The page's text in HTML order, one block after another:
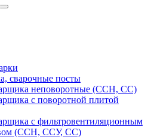
сварочные посты
неповоротные (ССН, СС)
с поворотной плитой
с фильтровентиляционным
(ССН, ССУ, СС)